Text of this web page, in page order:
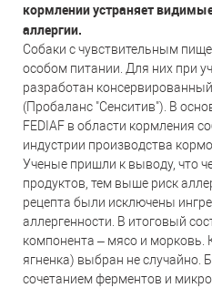
кормлении устраняет
аллергии.
Собаки с чувствительным
особом питании. Для них при
разработан
(Пробаланс "Сенситив"). В
FEDIAF в области кормления
индустрии производства
Ученые пришли к выводу, что
продуктов, тем выше риск
рецепта были исключены
аллергенности. В итоговый
компонента – мясо и
ягненка) выбран не случайно.
сочетанием ферментов и